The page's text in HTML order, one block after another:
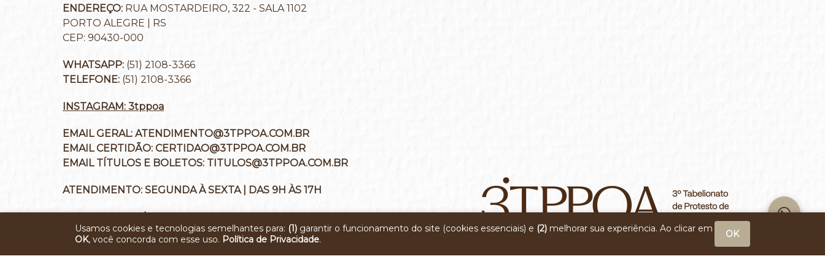
ENDEREÇO: RUA MOSTARDEIRO, 322 - SALA 1102
PORTO ALEGRE | RS
CEP: 90430-000
WHATSAPP: (51) 2108-3366
TELEFONE: (51) 2108-3366
INSTAGRAM: 3tppoa
EMAIL GERAL: ATENDIMENTO@3TPPOA.COM.BR
EMAIL CERTIDÃO: CERTIDAO@3TPPOA.COM.BR
EMAIL TÍTULOS E BOLETOS: TITULOS@3TPPOA.COM.BR
ATENDIMENTO: SEGUNDA À SEXTA | DAS 9H ÀS 17H
Usamos cookies e tecnologias semelhantes para: (1) garantir o funcionamento do site (cookies essenciais) e (2) melhorar sua experiência. Ao clicar em
OK, você concorda com esse uso. Política de Privacidade. OK